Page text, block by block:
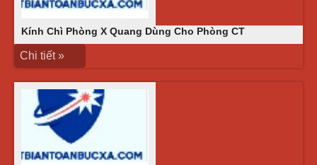
Kính Chì Phòng X Quang Dùng Cho Phòng CT
Chi tiết »